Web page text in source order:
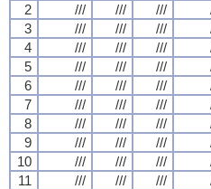
2
/// /// ///
3
/// /// ///
4
/// /// ///
5
/// /// ///
6
/// /// ///
7
/// /// ///
8
/// /// ///
9
/// /// ///
10
/// /// ///
11
/// /// ///
2
/// /// ///
3
/// /// ///
4
/// /// ///
5
/// /// ///
6
/// /// ///
7
/// /// ///
8
/// /// ///
9
/// /// ///
10
/// /// ///
11
/// /// ///
2
/// /// ///
3
/// /// ///
4
/// /// ///
5
/// /// ///
6
/// /// ///
7
/// /// ///
8
/// /// ///
9
/// /// ///
10
/// /// ///
11
/// /// ///
2
/// /// ///
3
/// /// ///
4
/// /// ///
5
/// /// ///
6
/// /// ///
7
/// /// ///
8
/// /// ///
9
/// /// ///
10
/// /// ///
11
/// /// ///